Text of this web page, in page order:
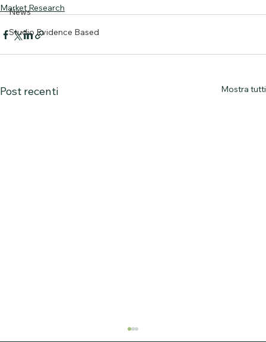
News
Studio Evidence Based
Market Research
Post recenti Mostra tutti